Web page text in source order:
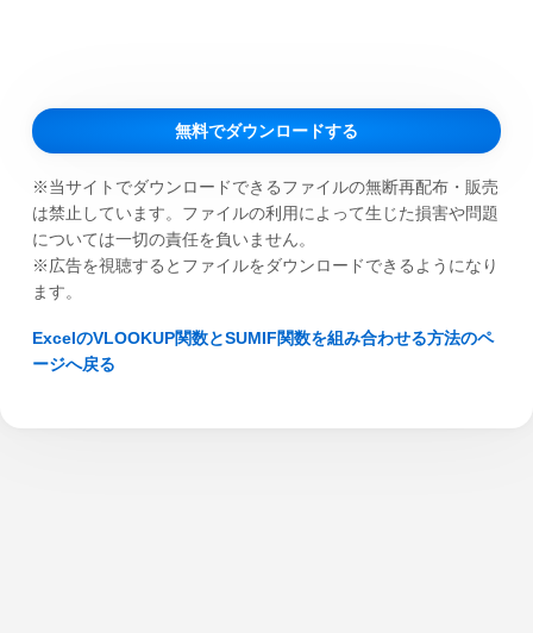
無料でダウンロードする
※当サイトでダウンロードできるファイルの無断再配布・販売
は禁止しています。ファイルの利用によって生じた損害や問題
については一切の責任を負いません。
※広告を視聴するとファイルをダウンロードできるようになり
ます。
ExcelのVLOOKUP関数とSUMIF関数を組み合わせる方法のペ
ージへ戻る